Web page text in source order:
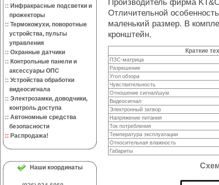
:: Инфракрасные подсветки и
прожекторы
:: Термокожухи, поворотные
устройства, пульты
управления
:: Охранные датчики
:: Контрольные панели и
аксессуары ОПС
:: Устройства обработки
видеосигнала
:: Электрозамки, доводчики,
контроль доступа
:: Автономные средства
безопасности
:: Распродажа!
Наши координаты
Производитель фирма
Отличительной
маленький размер. В
кронштейн.
Краткие
ПЗС-матрица
Разрешение
Угол обзора
Чувствительность
Отношение сигнал/шум
Видеосигнал
Электронный затвор
Напряжение питания
Ток потребления
Температура эксплуатации
Относительная влажность
Габариты